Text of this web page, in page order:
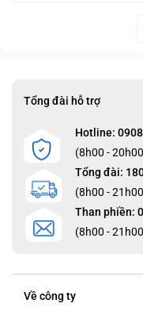
Tổng đài hỗ trợ
Hotline:
(8h00 -
Tổng đài:
(8h00 -
Than phiền:
(8h00 -
Về công ty